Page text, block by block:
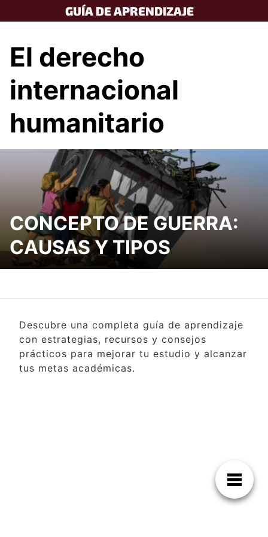
to
GUÍA DE APRENDIZAJE
El derecho
internacional
humanitario
CONCEPTO DE GUERRA:
CAUSAS Y TIPOS
Descubre una completa guía de aprendizaje
con estrategias, recursos y consejos
prácticos para mejorar tu estudio y alcanzar
tus metas académicas.